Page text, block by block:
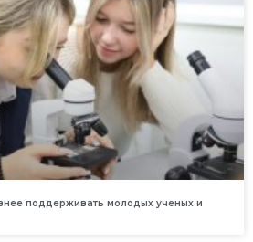
поддерживать молодых ученых и